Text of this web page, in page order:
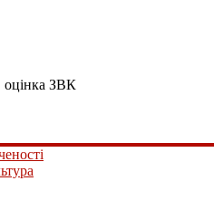
оцінка ЗВК